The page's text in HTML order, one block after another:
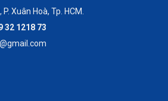
Xuân Hoà, Tp. HCM.
32 1218 73